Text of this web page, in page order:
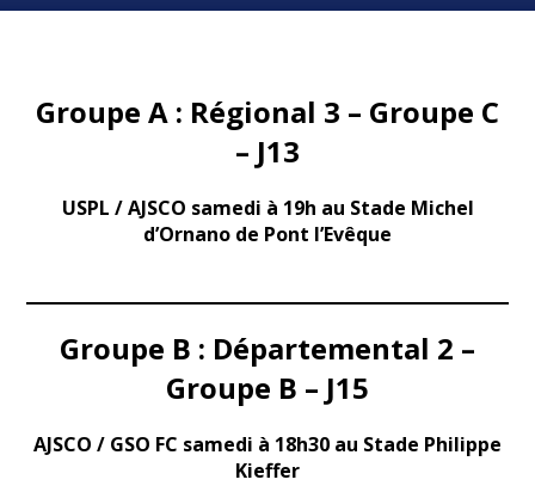
Groupe A : Régional 3 – Groupe C
– J13
USPL / AJSCO samedi à 19h au Stade Michel
d’Ornano de Pont l’Evêque
Groupe B : Départemental 2 –
Groupe B – J15
AJSCO / GSO FC samedi à 18h30 au Stade Philippe
Kieffer